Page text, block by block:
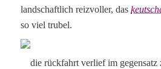
landschaftlich reizvoller, das
so viel trubel.
die rückfahrt verlief im gegensatz